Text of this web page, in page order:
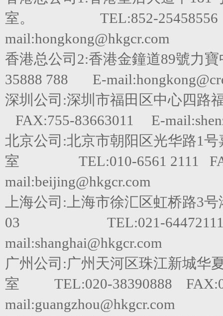
室。 TEL:852-25458556
mail:hongkong@hkgcr.com
香港总公司2:香港金鐘道89
35888 788 E-
深圳公司:深圳市福田区中心四路
FAX:755-83663011 E-
北京公司:北京市朝阳区光华路1号
室 TEL:010-6561 2111
mail:beijing@hkgcr.com
上海公司:上海市徐汇区虹桥路3
03 TEL:021-64472111
mail:shanghai@hkgcr.com
广州公司:广州天河区珠江新城华
室 TEL:020-38390888
mail:guangzhou@hkgcr.com